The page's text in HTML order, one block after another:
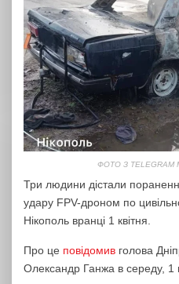
ФОТО З
Три людини дістали
удару FPV-дроном по
Нікополь вранці 1 квітня.
Про це повідомив голова
Олександр Ганжа в середу, 1